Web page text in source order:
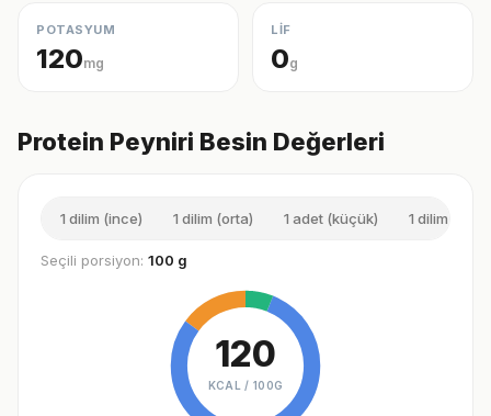
POTASYUM
120mg
LİF
0g
Protein Peyniri Besin Değerleri
1 dilim (ince) 1 dilim (orta) 1 adet (küçük) 1 dilim
Seçili porsiyon: 100 g
120
KCAL / 100G